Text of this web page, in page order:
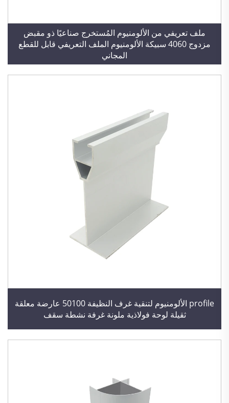
ملف تعريفي من الألومنيوم المُستخرج صناعيًا ذو مقبض
مزدوج 4060 سبيكة الألومنيوم الملف التعريفي قابل للقطع
المجاني
profile الألومنيوم لتنقية غرف النظيفة 50100 عارضة معلقة
ثقيلة لوحة فولاذية ملونة غرفة نشطة سقف